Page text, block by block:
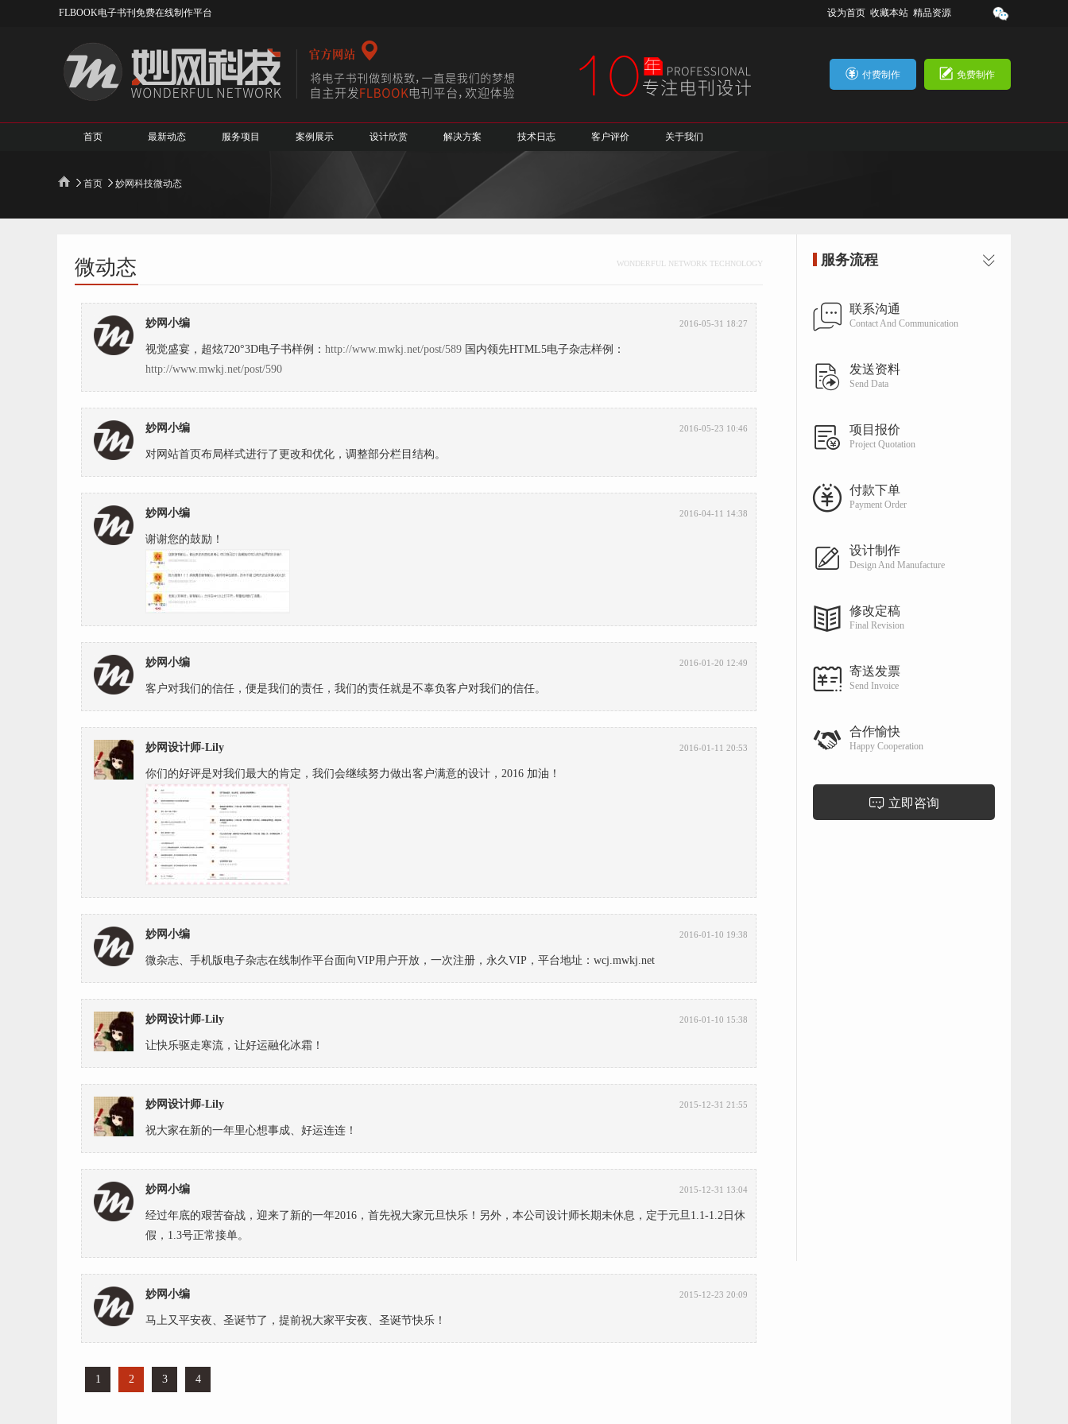
FLBOOK电子书刊免费在线制作平台 设为首页 收藏本站 精品资源
免费制作
付费制作
首页 最新动态 服务项目 案例展示 设计欣赏 解决方案 技术日志 客户评价 关于我们
首页 妙网科技微动态
微动态 WONDERFUL NETWORK TECHNOLOGY
妙网小编 2016-05-31 18:27
视觉盛宴，超炫720°3D电子书样例： http://www.mwkj.net/post/589 国内领先HTML5电子杂志样例：
http://www.mwkj.net/post/590
妙网小编 2016-05-23 10:46
对网站首页布局样式进行了更改和优化，调整部分栏目结构。
妙网小编 2016-04-11 14:38
谢谢您的鼓励！
妙网小编 2016-01-20 12:49
客户对我们的信任，便是我们的责任，我们的责任就是不辜负客户对我们的信任。
妙网设计师-Lily 2016-01-11 20:53
你们的好评是对我们最大的肯定，我们会继续努力做出客户满意的设计，2016 加油！
妙网小编 2016-01-10 19:38
微杂志、手机版电子杂志在线制作平台面向VIP用户开放，一次注册，永久VIP，平台地址：wcj.mwkj.net
妙网设计师-Lily 2016-01-10 15:38
让快乐驱走寒流，让好运融化冰霜！
妙网设计师-Lily 2015-12-31 21:55
祝大家在新的一年里心想事成、好运连连！
妙网小编 2015-12-31 13:04
经过年底的艰苦奋战，迎来了新的一年2016，首先祝大家元旦快乐！另外，本公司设计师长期未休息，定于元旦1.1-1.2日休
假，1.3号正常接单。
妙网小编 2015-12-23 20:09
马上又平安夜、圣诞节了，提前祝大家平安夜、圣诞节快乐！
1 2 3 4
服务流程
联系沟通
Contact And Communication
发送资料
Send Data
项目报价
Project Quotation
付款下单
Payment Order
设计制作
Design And Manufacture
修改定稿
Final Revision
寄送发票
Send Invoice
合作愉快
Happy Cooperation
立即咨询